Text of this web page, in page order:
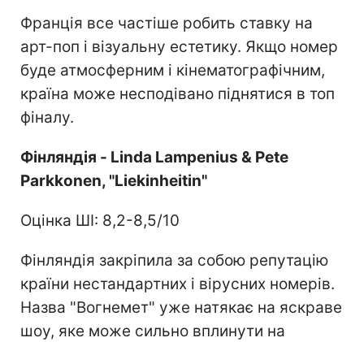
Франція все частіше робить ставку на
арт-поп і візуальну естетику. Якщо номер
буде атмосферним і кінематографічним,
країна може несподівано піднятися в топ
фіналу.
Фінляндія - Linda Lampenius & Pete
Parkkonen, "Liekinheitin"
Оцінка ШІ: 8,2-8,5/10
Фінляндія закріпила за собою репутацію
країни нестандартних і вірусних номерів.
Назва "Вогнемет" уже натякає на яскраве
шоу, яке може сильно вплинути на